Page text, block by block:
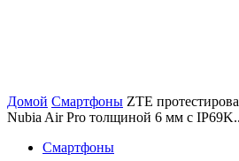
Домой Смартфоны ZTE
Nubia Air Pro толщиной 6 мм с
Смартфоны